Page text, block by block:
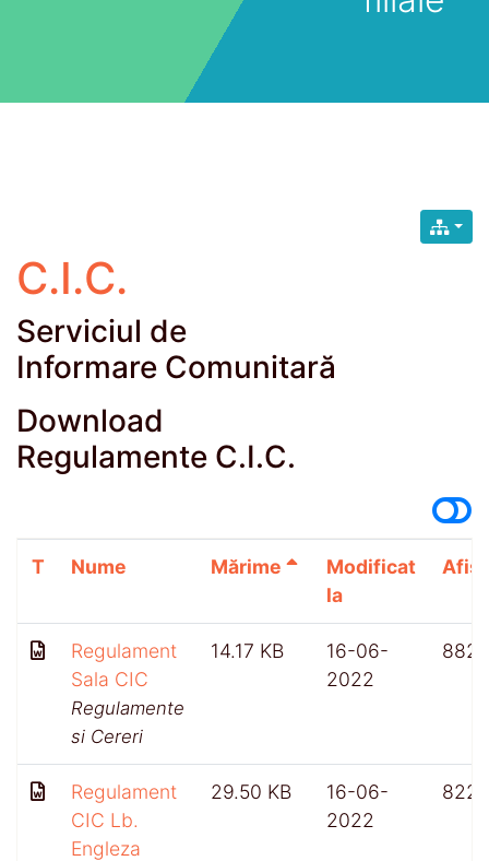
C.I.C.
Serviciul de
Informare Comunitară
Download
Regulamente C.I.C.
T Nume Mărime
Modificat
la
Regulament
Sala CIC
Regulamente
si Cereri
14.17 KB
16-06-
2022
882
Regulament
CIC Lb.
Engleza
29.50 KB
16-06-
2022
822